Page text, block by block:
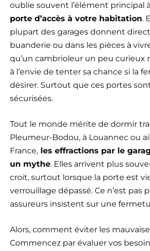
oublie souvent l’élément principal
porte d’accès à votre habitation.
plupart des garages donnent
buanderie ou dans les pièces à
qu’un cambrioleur un peu curieux
à l’envie de tenter sa chance si la
désirer. Surtout que ces portes
sécurisées.
Tout le monde mérite de dormir
Pleumeur-Bodou, à Louannec ou
France, les effractions par le
un mythe. Elles arrivent plus
croit, surtout lorsque la porte est
verrouillage dépassé. Ce n’est pas
assureurs insistent sur une
Alors, comment éviter les
Commencez par évaluer vos